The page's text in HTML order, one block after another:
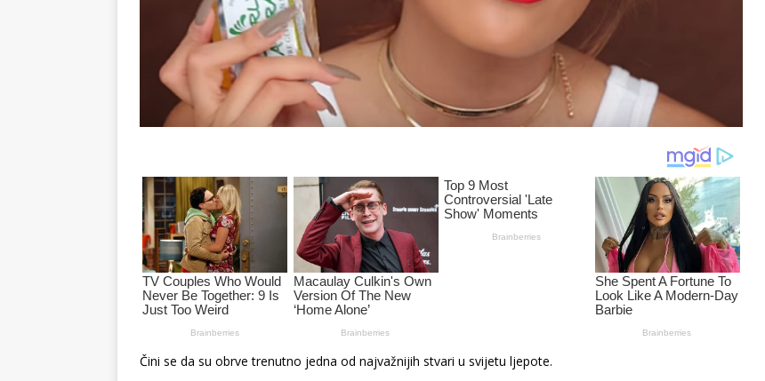
Čini se da su obrve trenutno jedna od najvažnijih stvari u svijetu ljepote.